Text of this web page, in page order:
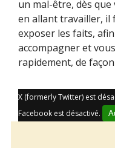
un mal-être, dès
en allant travailler, il
exposer les faits,
accompagner et
rapidement, de
X (formerly Twitter) est
Facebook est désactivé.